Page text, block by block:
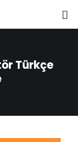
Türkçe